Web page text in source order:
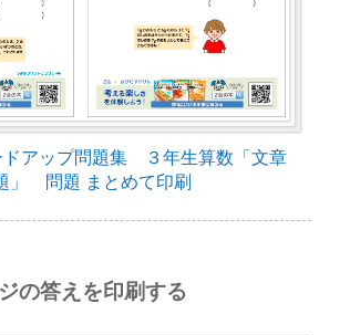
ドアップ問題集 ３年生算数「文章
」 問題 まとめて印刷
の答えを印刷する